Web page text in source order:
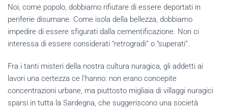
Noi, come popolo, dobbiamo rifiutare di essere deportati in
periferie disumane. Come isola della bellezza, dobbiamo
impedire di essere sfigurati dalla cementificazione. Non ci
interessa di essere considerati “retrogradi” o “superati”.
Fra i tanti misteri della nostra cultura nuragica, gli addetti ai
lavori una certezza ce l’hanno: non erano concepite
concentrazioni urbane, ma piuttosto migliaia di villaggi nuragici
sparsi in tutta la Sardegna, che suggeriscono una società